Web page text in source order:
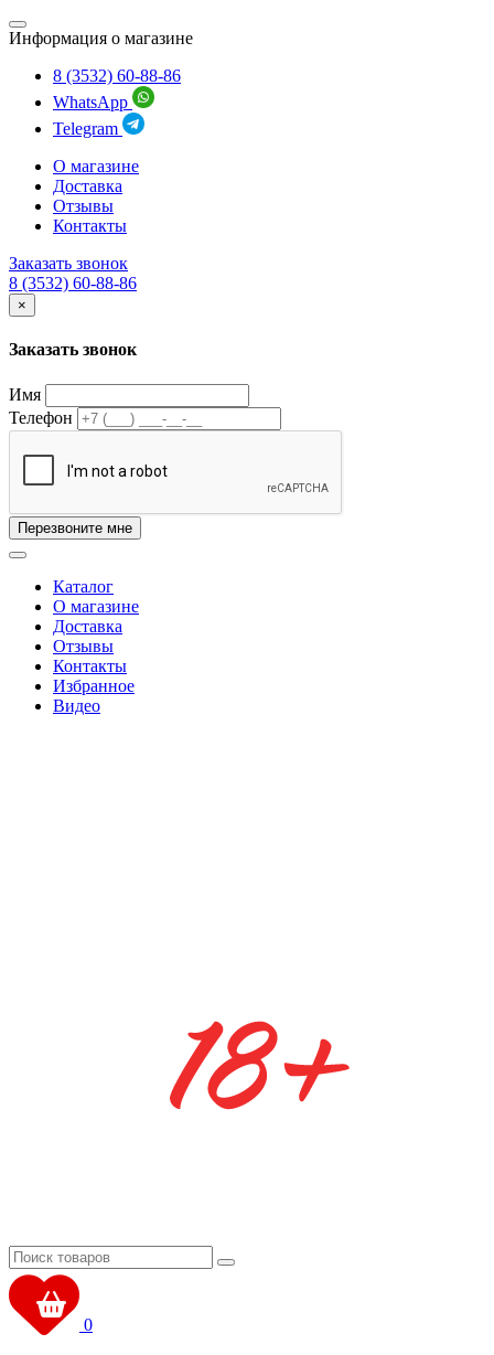
Информация о магазине
8 (3532) 60-88-86
WhatsApp
Telegram
О магазине
Доставка
Отзывы
Контакты
Заказать звонок
8 (3532) 60-88-86
×
Заказать звонок
Имя
Телефон
Перезвоните мне
Каталог
О магазине
Доставка
Отзывы
Контакты
Избранное
Видео
0